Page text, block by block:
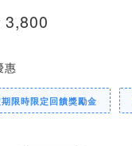
3,800
惠
限時限定回饋獎勵金